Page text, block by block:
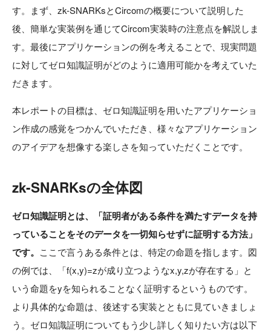
す。まず、zk-SNARKsとCircomの概要について説明した
後、簡単な実装例を通じてCircom実装時の注意点を解説しま
す。最後にアプリケーションの例を考えることで、現実問題
に対してゼロ知識証明がどのように適用可能かを考えていた
だきます。
本レポートの目標は、ゼロ知識証明を用いたアプリケーショ
ン作成の感覚をつかんでいただき、様々なアプリケーション
のアイデアを想像する楽しさを知っていただくことです。
zk-SNARKsの全体図
ゼロ知識証明とは、「証明者がある条件を満たすデータを持
っていることをそのデータを一切知らせずに証明する方法」
です。 ここで言うある条件とは、特定の命題を指します。図
の例では、「f(x,y)=zが成り立つようなx,y,zが存在する」と
いう命題をyを知られることなく証明するというものです。
より具体的な命題は、後述する実装とともに見ていきましょ
う。ゼロ知識証明についてもう少し詳しく知りたい方は以下